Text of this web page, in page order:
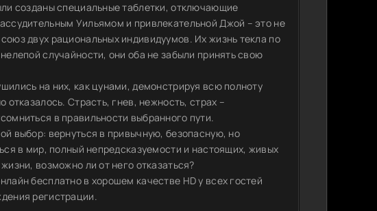
созданы специальные таблетки, отключающие
Уильямом и привлекательной Джой – это не
двух рациональных индивидуумов. Их жизнь текла по
случайности, они оба не забыли принять свою
на них, как цунами, демонстрируя всю полноту
отказалось. Страсть, гнев, нежность, страх –
в правильности выбранного пути.
выбор: вернуться в привычную, безопасную, но
в мир, полный непредсказуемости и настоящих, живых
возможно ли от него отказаться?
бесплатно в хорошем качестве HD у всех гостей
регистрации.